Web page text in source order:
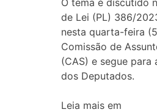
O tema é discutido
de Lei (PL) 386/
nesta quarta-feira
Comissão de
(CAS) e segue para
dos Deputados.
Leia mais em